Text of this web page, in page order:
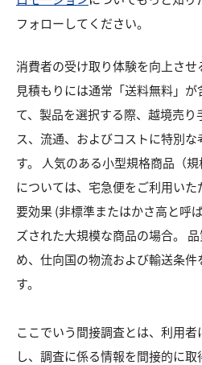
フォローしてください。
消費者の受け取り体験を向上させ
見積もりには通常「送料無料」
て、製品を選択する際、越境売り
ス、流通、およびコストに特別
す。 人気のある小型規格商品（規
については、宅急便をご利用い
要効果 (非標準またはかさ高と呼
ズされた大規模な商品の場合。
め、仕向国の物流および輸送条
す。
ここでいう間接調査とは、利用
し、調査に係る情報を間接的に